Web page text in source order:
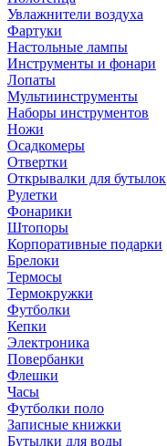
Увлажнители воздуха
Фартуки
Настольные лампы
Инструменты и фонари
Лопаты
Мультиинструменты
Наборы инструментов
Ножи
Осадкомеры
Отвертки
Открывалки для бутылок
Рулетки
Фонарики
Штопоры
Корпоративные подарки
Брелоки
Термосы
Термокружки
Футболки
Кепки
Электроника
Повербанки
Флешки
Часы
Футболки поло
Записные книжки
Бутылки для воды